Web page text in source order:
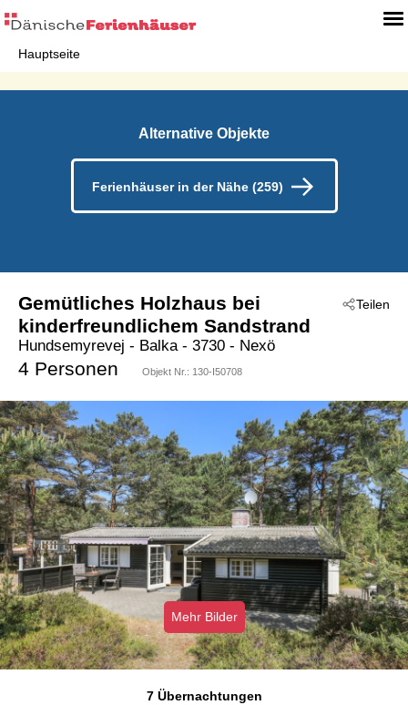
Hauptseite
Alternative Objekte
Ferienhäuser in der Nähe (259)
Teilen
Gemütliches Holzhaus bei
kinderfreundlichem Sandstrand
Hundsemyrevej - Balka - 3730 - Nexö
4 Personen Objekt Nr.: 130-I50708
Mehr Bilder
7 Übernachtungen